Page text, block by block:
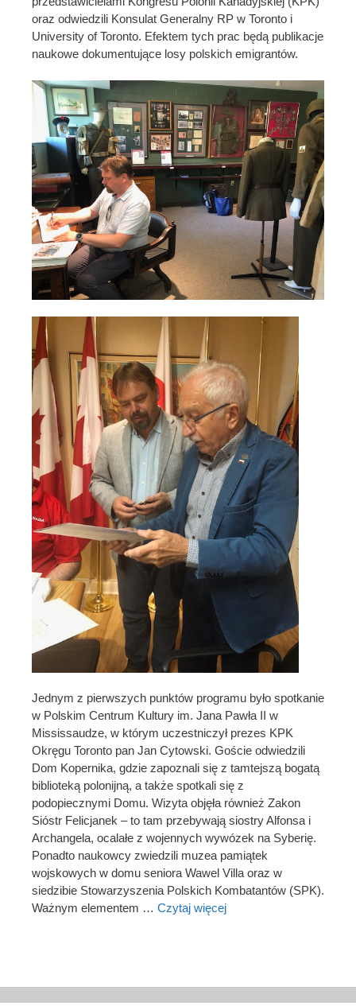
oraz odwiedzili Konsulat Generalny RP w Toronto i
University of Toronto. Efektem tych prac będą publikacje
naukowe dokumentujące losy polskich emigrantów.
Jednym z pierwszych punktów programu było spotkanie
w Polskim Centrum Kultury im. Jana Pawła II w
Mississaudze, w którym uczestniczył prezes KPK
Okręgu Toronto pan Jan Cytowski. Goście odwiedzili
Dom Kopernika, gdzie zapoznali się z tamtejszą bogatą
biblioteką polonijną, a także spotkali się z
podopiecznymi Domu. Wizyta objęła również Zakon
Sióstr Felicjanek – to tam przebywają siostry Alfonsa i
Archangela, ocalałe z wojennych wywózek na Syberię.
Ponadto naukowcy zwiedzili muzea pamiątek
wojskowych w domu seniora Wawel Villa oraz w
siedzibie Stowarzyszenia Polskich Kombatantów (SPK).
Ważnym elementem … Czytaj więcej